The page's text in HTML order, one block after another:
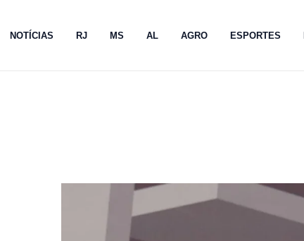
NOTÍCIAS RJ MS AL AGRO ESPORTES